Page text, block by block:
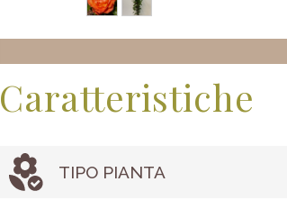
Caratteristiche
TIPO PIANTA